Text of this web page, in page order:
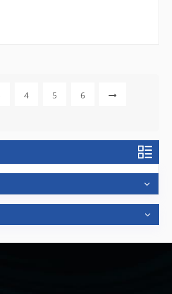
分光法は、比較的遅い動的プロセス
した常磁性種を調べたりするため
す。 パルスEPR分光法: パルス
4 5 6